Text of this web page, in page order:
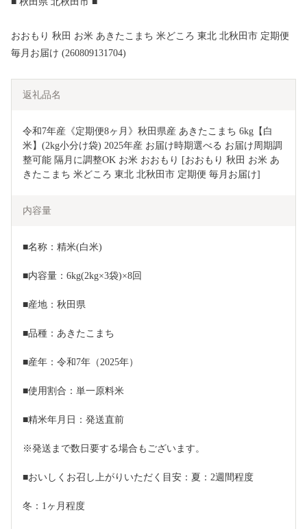
おおもり 秋田 お米 あきたこまち 米どころ 東北 北秋田市 定期便
毎月お届け (260809131704)
返礼品名
令和7年産《定期便8ヶ月》秋田県産 あきたこまち 6kg【白
米】(2kg小分け袋) 2025年産 お届け時期選べる お届け周期調
整可能 隔月に調整OK お米 おおもり [おおもり 秋田 お米 あ
きたこまち 米どころ 東北 北秋田市 定期便 毎月お届け]
内容量
■名称：精米(白米)
■内容量：6kg(2kg×3袋)×8回
■産地：秋田県
■品種：あきたこまち
■産年：令和7年（2025年）
■使用割合：単一原料米
■精米年月日：発送直前
※発送まで数日要する場合もございます。
■おいしくお召し上がりいただく目安：夏：2週間程度
冬：1ヶ月程度